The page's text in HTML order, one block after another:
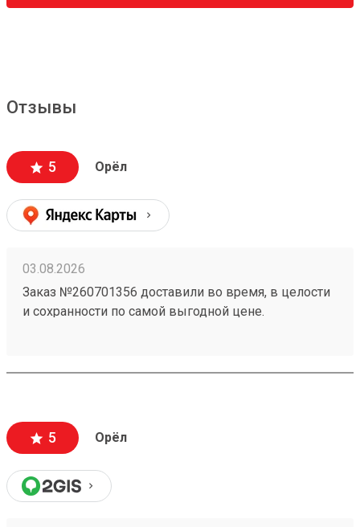
Отзывы
5 Орёл
03.08.2026
Заказ №260701356 доставили во время, в целости
и сохранности по самой выгодной цене.
5 Орёл